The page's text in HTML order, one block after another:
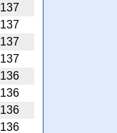
137
137
137
137
136
136
136
136